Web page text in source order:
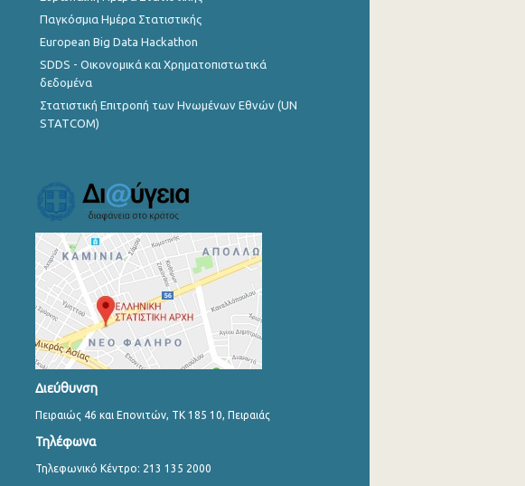
Παγκόσμια Ημέρα Στατιστικής
European Big Data Hackathon
SDDS - Οικονομικά και Χρηματοπιστωτικά
δεδομένα
Στατιστική Επιτροπή των Ηνωμένων Εθνών (UN
STATCOM)
Διεύθυνση
Πειραιώς 46 και Επονιτών, ΤΚ 185 10, Πειραιάς
Τηλέφωνα
Τηλεφωνικό Κέντρο: 213 135 2000